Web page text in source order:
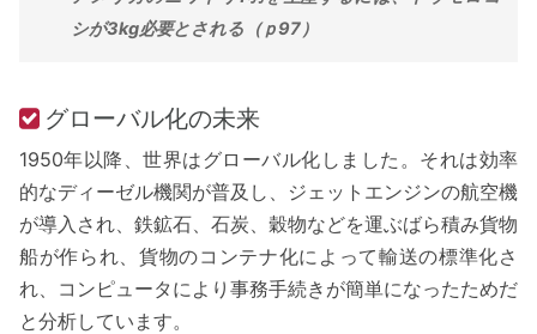
シが3kg必要とされる（ｐ97）
グローバル化の未来
1950年以降、世界はグローバル化しました。それは効率
的なディーゼル機関が普及し、ジェットエンジンの航空機
が導入され、鉄鉱石、石炭、穀物などを運ぶばら積み貨物
船が作られ、貨物のコンテナ化によって輸送の標準化さ
れ、コンピュータにより事務手続きが簡単になったためだ
と分析しています。